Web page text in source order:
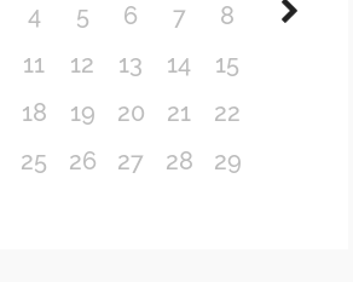
4 5 6 7
8
11 12 13 14
15
18 19 20 21
22
25 26 27 28
29